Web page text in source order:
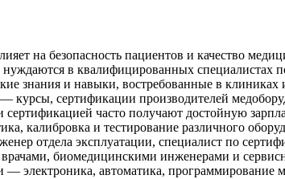
на безопасность пациентов и качество
в квалифицированных
знания и навыки, востребованные в
сертификации производителей
часто получают достойную
калибровка и тестирование различного
отдела эксплуатации, специалист по
врачами, биомедицинскими инженерами и
электроника, автоматика, программирование